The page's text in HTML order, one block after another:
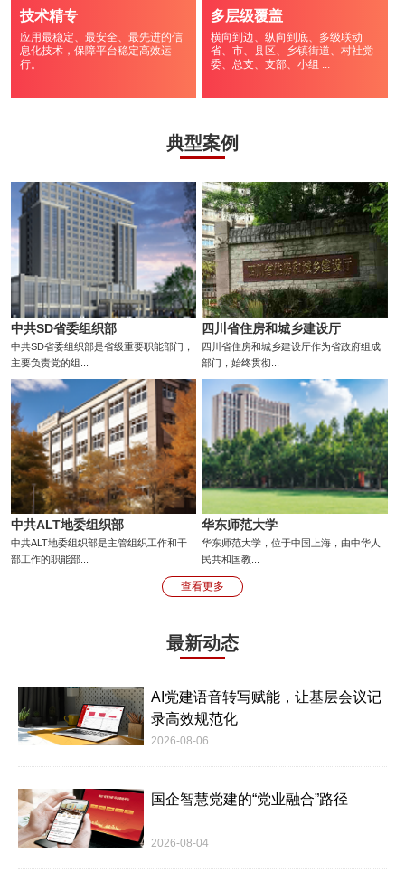
技术精专
应用最稳定、最安全、最先进的信
息化技术，保障平台稳定高效运
行。
多层级覆盖
横向到边、纵向到底、多级联动
省、市、县区、乡镇街道、村社党
委、总支、支部、小组 ...
典型案例
中共SD省委组织部
中共SD省委组织部是省级重要职能部门，
主要负责党的组...
四川省住房和城乡建设厅
四川省住房和城乡建设厅作为省政府组成
部门，始终贯彻...
中共ALT地委组织部
中共ALT地委组织部是主管组织工作和干
部工作的职能部...
华东师范大学
华东师范大学，位于中国上海，由中华人
民共和国教...
查看更多
最新动态
AI党建语音转写赋能，让基层会议记
录高效规范化
2026-08-06
国企智慧党建的“党业融合”路径
2026-08-04